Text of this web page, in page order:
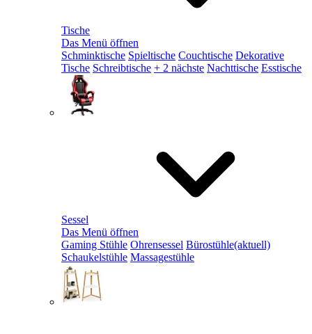
Tische
Das Menü öffnen
Schminktische Spieltische Couchtische Dekorative
Tische Schreibtische + 2 nächste Nachttische Esstische
Sessel
Das Menü öffnen
Gaming Stühle Ohrensessel Bürostühle(aktuell)
Schaukelstühle Massagestühle